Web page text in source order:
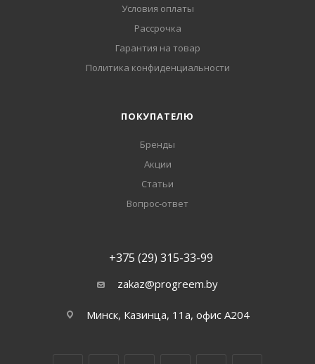
Условия оплаты
Рассрочка
Гарантия на товар
Политика конфиденциальности
ПОКУПАТЕЛЮ
Бренды
Акции
Статьи
Вопрос-ответ
+375 (29) 315-33-99
zakaz@progreem.by
Минск, Казинца, 11а, офис А204